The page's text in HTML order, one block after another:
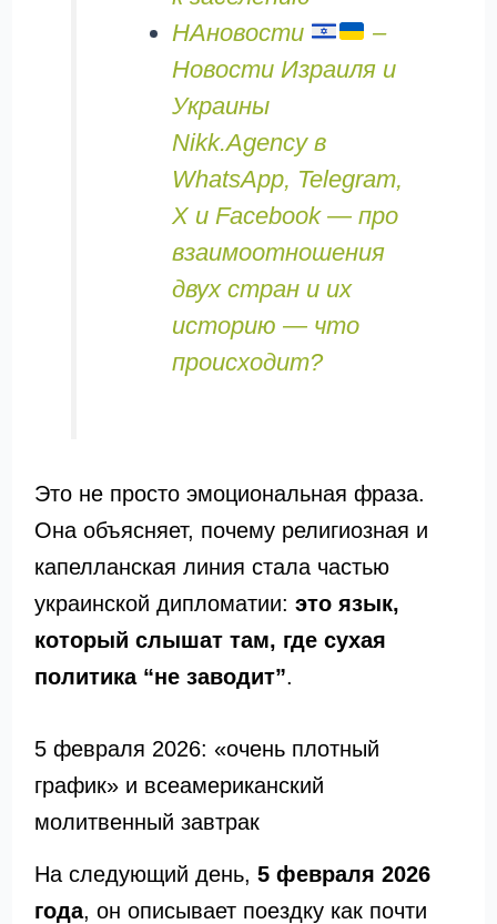
НАновости
–
Новости Израиля и
Украины
Nikk.Agency в
WhatsApp, Telegram,
X и Facebook — про
взаимоотношения
двух стран и их
историю — что
происходит?
Это не просто эмоциональная фраза.
Она объясняет, почему религиозная и
капелланская линия стала частью
украинской дипломатии: это язык,
который слышат там, где сухая
политика “не заводит”.
5 февраля 2026: «очень плотный
график» и всеамериканский
молитвенный завтрак
На следующий день, 5 февраля 2026
года, он описывает поездку как почти